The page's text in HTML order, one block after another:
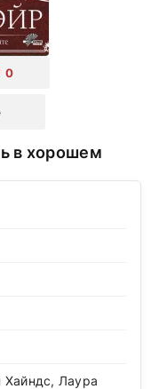
0
Хайндс, Лаура